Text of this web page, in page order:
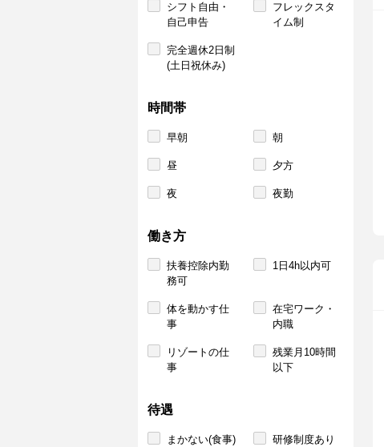
シフト自由・
自己申告
フレックスタ
イム制
完全週休2日制
(土日祝休み)
時間帯
早朝 朝
昼 夕方
夜 夜勤
働き方
扶養控除内勤
務可
1日4h以内可
体を動かす仕
事
在宅ワーク・
内職
リゾートの仕
事
残業月10時間
以下
待遇
まかない(食事)
研修制度あり